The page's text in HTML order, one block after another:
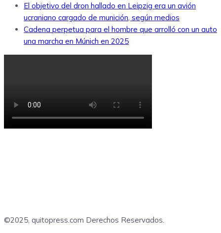
El objetivo del dron hallado en Leipzig era un avión
ucraniano cargado de munición, según medios
Cadena perpetua para el hombre que arrolló con un auto
una marcha en Múnich en 2025
©2025, quitopress.com Derechos Reservados.